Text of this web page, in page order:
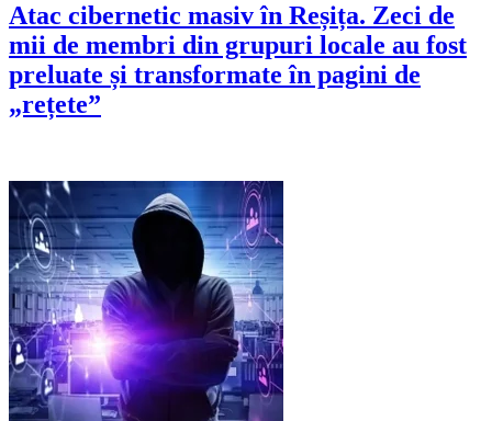
Atac cibernetic masiv în Reșița. Zeci de
mii de membri din grupuri locale au fost
preluate și transformate în pagini de
„rețete”